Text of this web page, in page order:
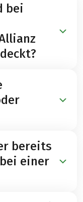
bei
Assistance
den Abschluss
lesen Sie auf
.
Ihre Reise
umbuchen.
von €
bereits
einer